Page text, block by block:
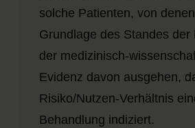
solche Patienten, von
Grundlage des Standes der
der medizinisch-
Evidenz davon ausgehen,
Risiko/Nutzen-Verhältnis
Behandlung indiziert.